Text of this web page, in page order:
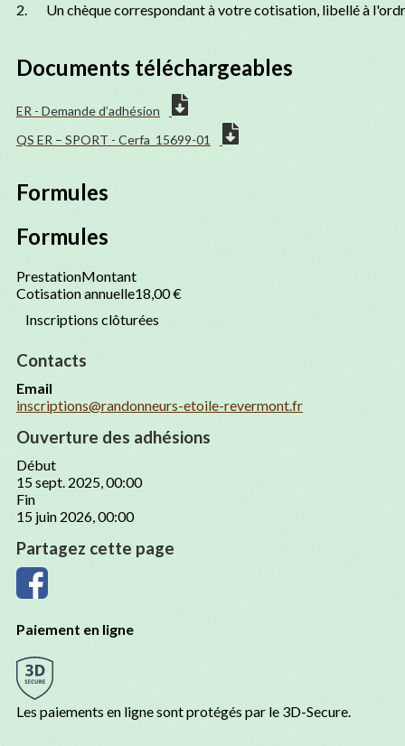
2. Un chèque correspondant à votre cotisation, libellé à
Documents téléchargeables
ER - Demande d’adhésion
QS ER – SPORT - Cerfa_15699-01
Formules
Formules
PrestationMontant
Cotisation annuelle18,00 €
Inscriptions clôturées
Contacts
Email
inscriptions@randonneurs-etoile-revermont.fr
Ouverture des adhésions
Début
15 sept. 2025, 00:00
Fin
15 juin 2026, 00:00
Partagez cette page
Paiement en ligne
Les paiements en ligne sont protégés par le 3D-Secure.